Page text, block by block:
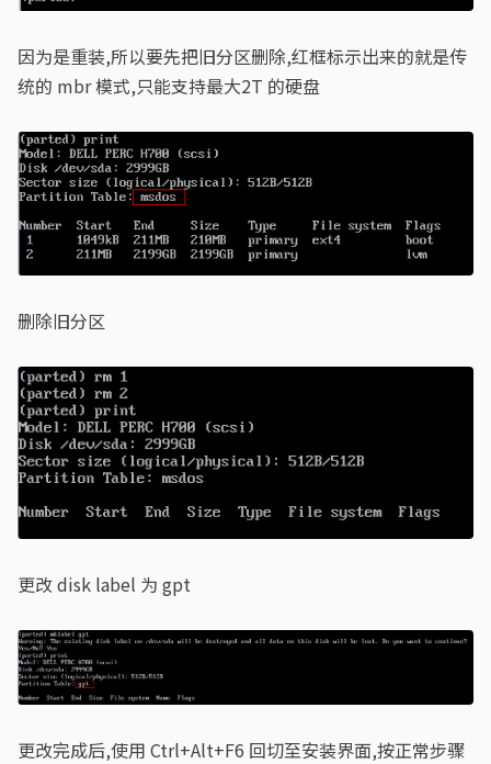
因为是重装,所以要先把旧分区删除,红框标示出来的就是传
统的 mbr 模式,只能支持最大2T 的硬盘
删除旧分区
更改 disk label 为 gpt
更改完成后,使用 Ctrl+Alt+F6 回切至安装界面,按正常步骤